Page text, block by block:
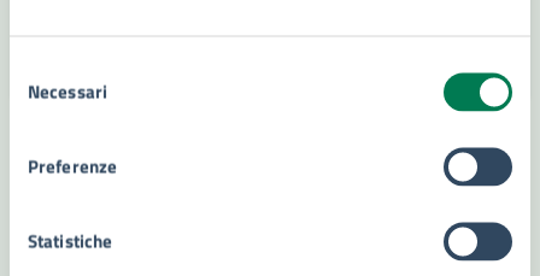
delNecessari
Preferenze
Statistiche
23/09/24
affidamento relativa all’esecuzione delle
Indagini preliminari alla progettazione definitiva